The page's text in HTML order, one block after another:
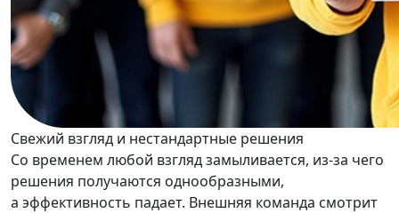
Свежий взгляд и нестандартные решения
Со временем любой взгляд замыливается, из-за чего
решения получаются однообразными,
а эффективность падает. Внешняя команда смотрит